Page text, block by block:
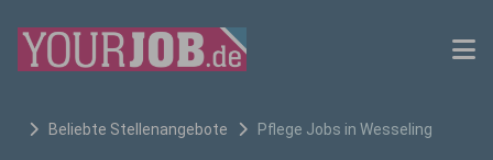
Beliebte Stellenangebote Pflege Jobs in Wesseling